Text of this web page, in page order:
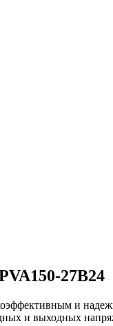
27B24
и
и выходных